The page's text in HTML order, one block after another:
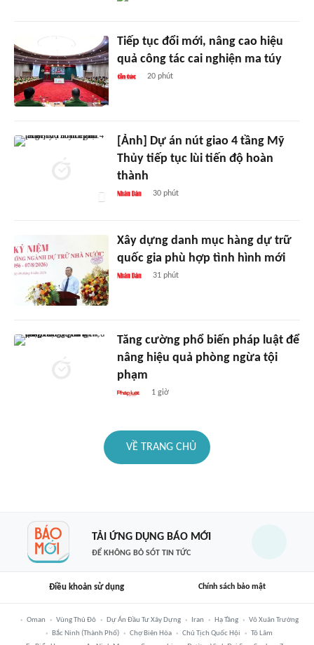
Tiếp tục đổi mới, nâng cao hiệu
quả công tác cai nghiện ma túy
20 phút
[Ảnh] Dự án nút giao 4 tầng Mỹ
Thủy tiếp tục lùi tiến độ hoàn
thành
30 phút
Xây dựng danh mục hàng dự trữ
quốc gia phù hợp tình hình mới
31 phút
Tăng cường phổ biến pháp luật để
nâng hiệu quả phòng ngừa tội
phạm
1 giờ
VỀ TRANG CHỦ
TẢI ỨNG DỤNG BÁO MỚI
ĐỂ KHÔNG BỎ SÓT TIN TỨC
Điều khoản sử dụng Chính sách bảo mật
Oman Vùng Thủ Đô Dự Án Đầu Tư Xây Dựng Iran Hạ Tầng
Võ Xuân Trường
Bắc Ninh (thành Phố)
Chợ Biên Hòa Chủ Tịch Quốc Hội
Tô Lâm